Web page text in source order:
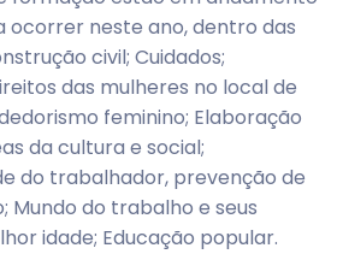
ocorrer neste ano, dentro das
civil; Cuidados;
das mulheres no local de
feminino; Elaboração
da cultura e social;
do trabalhador, prevenção de
Mundo do trabalho e seus
idade; Educação popular.